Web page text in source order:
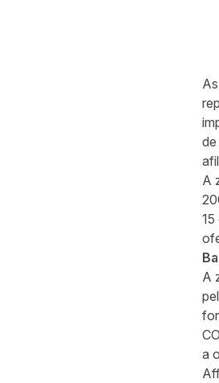
A
A
a